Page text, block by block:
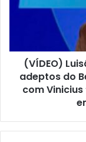
(VÍDEO)
adeptos do
com